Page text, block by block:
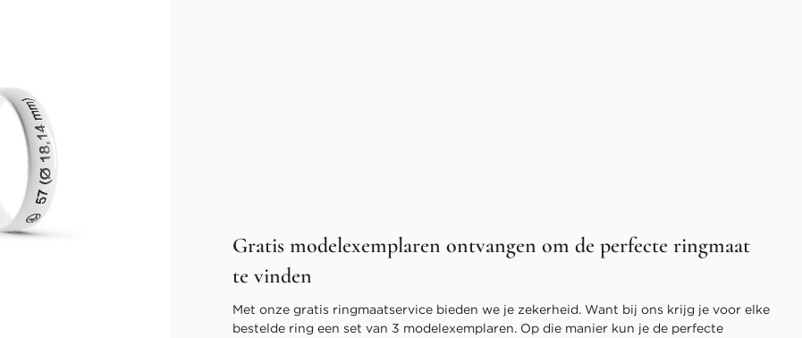
Gratis modelexemplaren ontvangen om de perfecte ringmaat
te vinden
Met onze gratis ringmaatservice bieden we je zekerheid. Want bij ons krijg je voor elke
bestelde ring een set van 3 modelexemplaren. Op die manier kun je de perfecte